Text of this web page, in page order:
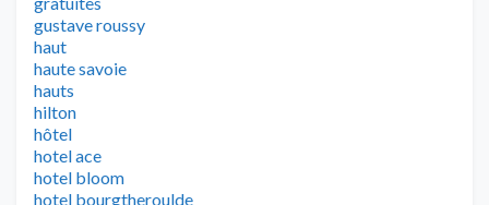
gustave roussy
haut
haute savoie
hauts
hilton
hôtel
hotel ace
hotel bloom
hotel bourgtheroulde